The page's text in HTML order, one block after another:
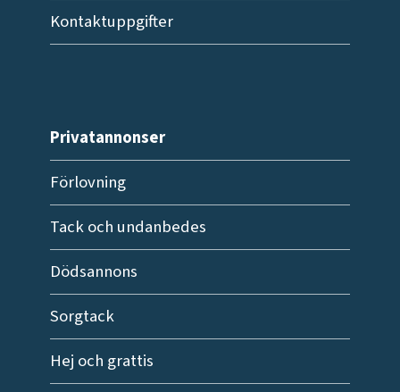
Kontaktuppgifter
Privatannonser
Förlovning
Tack och undanbedes
Dödsannons
Sorgtack
Hej och grattis